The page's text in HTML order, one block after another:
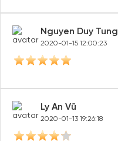
Nguyen Duy Tung
2020-01-15 12:00:23
Ly An Vũ
2020-01-13 19:26:18